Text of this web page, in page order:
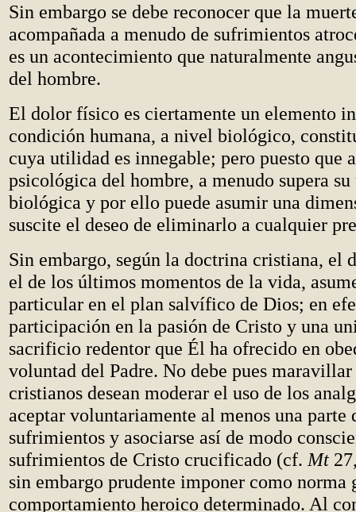
Sin embargo se debe reconocer que la
acompañada a menudo de sufrimientos
es un acontecimiento que naturalmente
del hombre.
El dolor físico es ciertamente un elemento
condición humana, a nivel biológico,
cuya utilidad es innegable; pero puesto que
psicológica del hombre, a menudo supera
biológica y por ello puede asumir una
suscite el deseo de eliminarlo a cualquier
Sin embargo, según la doctrina cristiana, el
el de los últimos momentos de la vida,
particular en el plan salvífico de Dios; en
participación en la pasión de Cristo y una
sacrificio redentor que Él ha ofrecido en
voluntad del Padre. No debe pues
cristianos desean moderar el uso de los
aceptar voluntariamente al menos una parte
sufrimientos y asociarse así de modo
sufrimientos de Cristo crucificado (cf. Mt
sin embargo prudente imponer como norma
comportamiento heroico determinado. Al